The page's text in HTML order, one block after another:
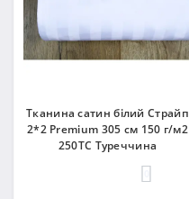
Тканина сатин білий Страйп
2*2 Premium 305 см 150 г/м2
250ТС Туреччина